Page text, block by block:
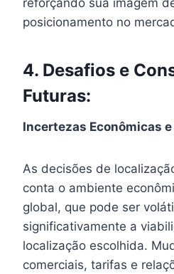
posicionamento no
4. Desafios e
Futuras:
Incertezas Econômicas
As decisões de
conta o ambiente
global, que pode ser
significativamente a
localização escolhida.
comerciais, tarifas e